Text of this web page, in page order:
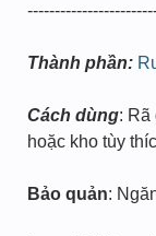
Thành phần:
Cách dùng: Rã
hoặc kho tùy
Bảo quản: